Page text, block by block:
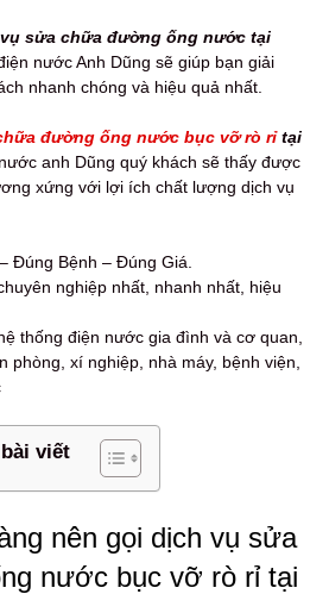
sửa chữa đường ống nước tại
nước Anh Dũng sẽ giúp bạn giải
nhanh chóng và hiệu quả nhất.
đường ống nước bục vỡ rò rỉtại
anh Dũng quý khách sẽ thấy được
xứng với lợi ích chất lượng dịch vụ
Đúng Bệnh – Đúng Giá.
nghiệp nhất, nhanh nhất, hiệu
thống điện nước gia đình và cơ quan,
phòng, xí nghiệp, nhà máy, bệnh viện,
viết
nên gọi dịch vụ sửa
nước bục vỡ rò rỉ tại